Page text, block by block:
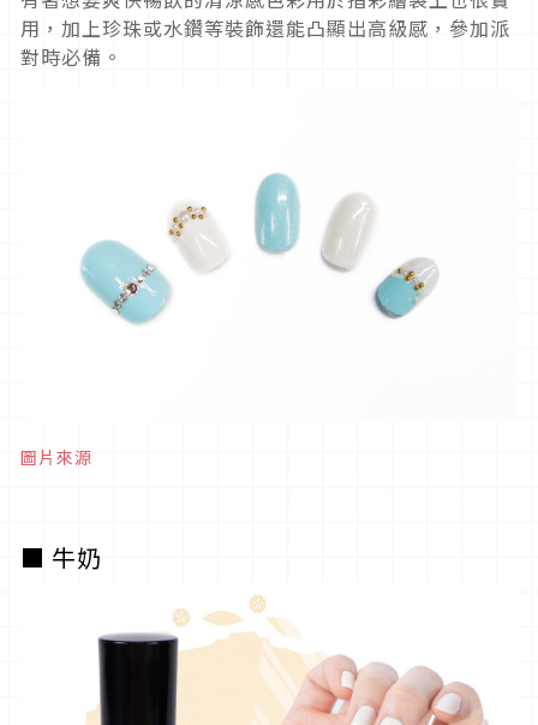
用，加上珍珠或水鑽等裝飾還能凸顯出高級感，參加派
對時必備。
圖片來源
■ 牛奶